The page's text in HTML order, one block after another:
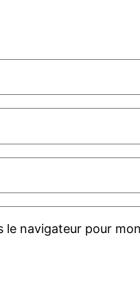
navigateur pour